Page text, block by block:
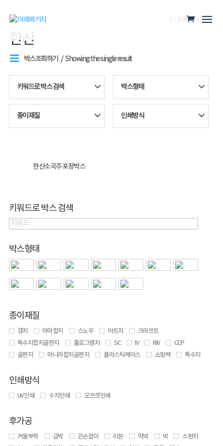
/ 상품 태그 “한산”
한산
박스조회하기 Showing the single result
키워드로 박스 검색 박스형태
종이재질 인쇄방식
한산소곡주 포장박스
키워드로 박스 검색
박스형태
종이재질
갱지 마마합지 스노우 아트지
크라프트
특수지합지골판지
홀로그램지 SC IV RIV
CCP
골판지
마니라합지골판지 플라스틱케이스 쇼핑백 특수지
인쇄방식
UV 인쇄 수지인쇄 오프셋인쇄
후가공
거울부착 금박 끈손잡이 리본 먹박 박
스펀지